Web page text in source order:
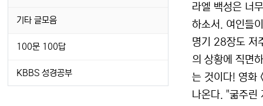
라엘 백성은 너
하소서. 여인들
명기 28장도 저
의 상황에 직면
는 것이다! 영화
나온다. "굶주린
기타 글모음
100문 100답
KBBS 성경공부